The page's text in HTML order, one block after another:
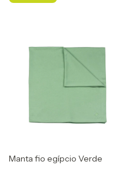
Manta fio egípcio Verde